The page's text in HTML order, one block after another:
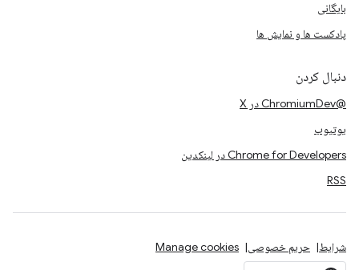
بایگانی
پادکست ها و نمایش ها
دنبال کردن
@ChromiumDev در X
یوتیوب
Chrome for Developers در لینکدین
RSS
شرایط حریم خصوصی Manage cookies